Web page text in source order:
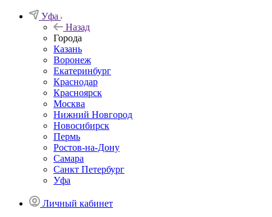
Уфа
Назад
Города
Казань
Воронеж
Екатеринбург
Краснодар
Красноярск
Москва
Нижний Новгород
Новосибирск
Пермь
Ростов-на-Дону
Самара
Санкт Петербург
Уфа
Личный кабинет